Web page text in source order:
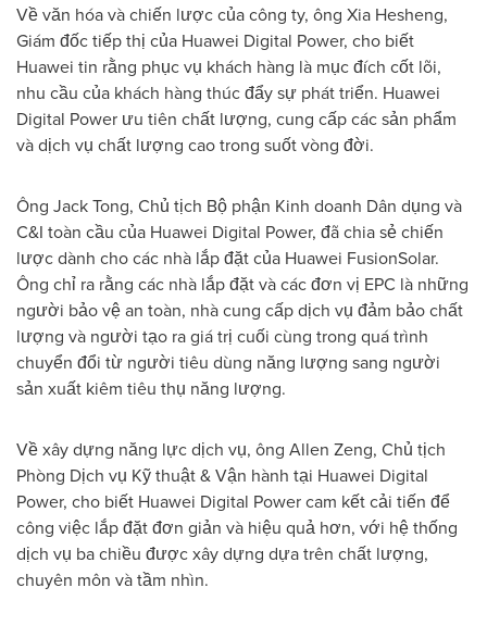
Về văn hóa và chiến lược của công ty, ông Xia Hesheng,
Giám đốc tiếp thị của Huawei Digital Power, cho biết
Huawei tin rằng phục vụ khách hàng là mục đích cốt lõi,
nhu cầu của khách hàng thúc đẩy sự phát triển. Huawei
Digital Power ưu tiên chất lượng, cung cấp các sản phẩm
và dịch vụ chất lượng cao trong suốt vòng đời.
Ông Jack Tong, Chủ tịch Bộ phận Kinh doanh Dân dụng và
C&I toàn cầu của Huawei Digital Power, đã chia sẻ chiến
lược dành cho các nhà lắp đặt của Huawei FusionSolar.
Ông chỉ ra rằng các nhà lắp đặt và các đơn vị EPC là những
người bảo vệ an toàn, nhà cung cấp dịch vụ đảm bảo chất
lượng và người tạo ra giá trị cuối cùng trong quá trình
chuyển đổi từ người tiêu dùng năng lượng sang người
sản xuất kiêm tiêu thụ năng lượng.
Về xây dựng năng lực dịch vụ, ông Allen Zeng, Chủ tịch
Phòng Dịch vụ Kỹ thuật & Vận hành tại Huawei Digital
Power, cho biết Huawei Digital Power cam kết cải tiến để
công việc lắp đặt đơn giản và hiệu quả hơn, với hệ thống
dịch vụ ba chiều được xây dựng dựa trên chất lượng,
chuyên môn và tầm nhìn.